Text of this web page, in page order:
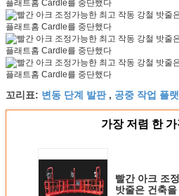
꼬리표: 변동 단계 발판, 공중 작업 플
가장 저렴 한
빨간 아크 조
밧줄은 건축